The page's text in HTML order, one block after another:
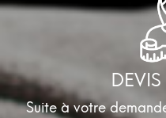
Suite à votre